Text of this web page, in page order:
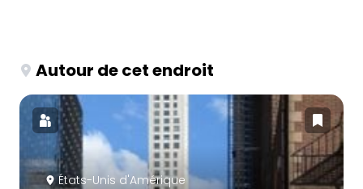
Autour de cet endroit
États-Unis d'Amérique